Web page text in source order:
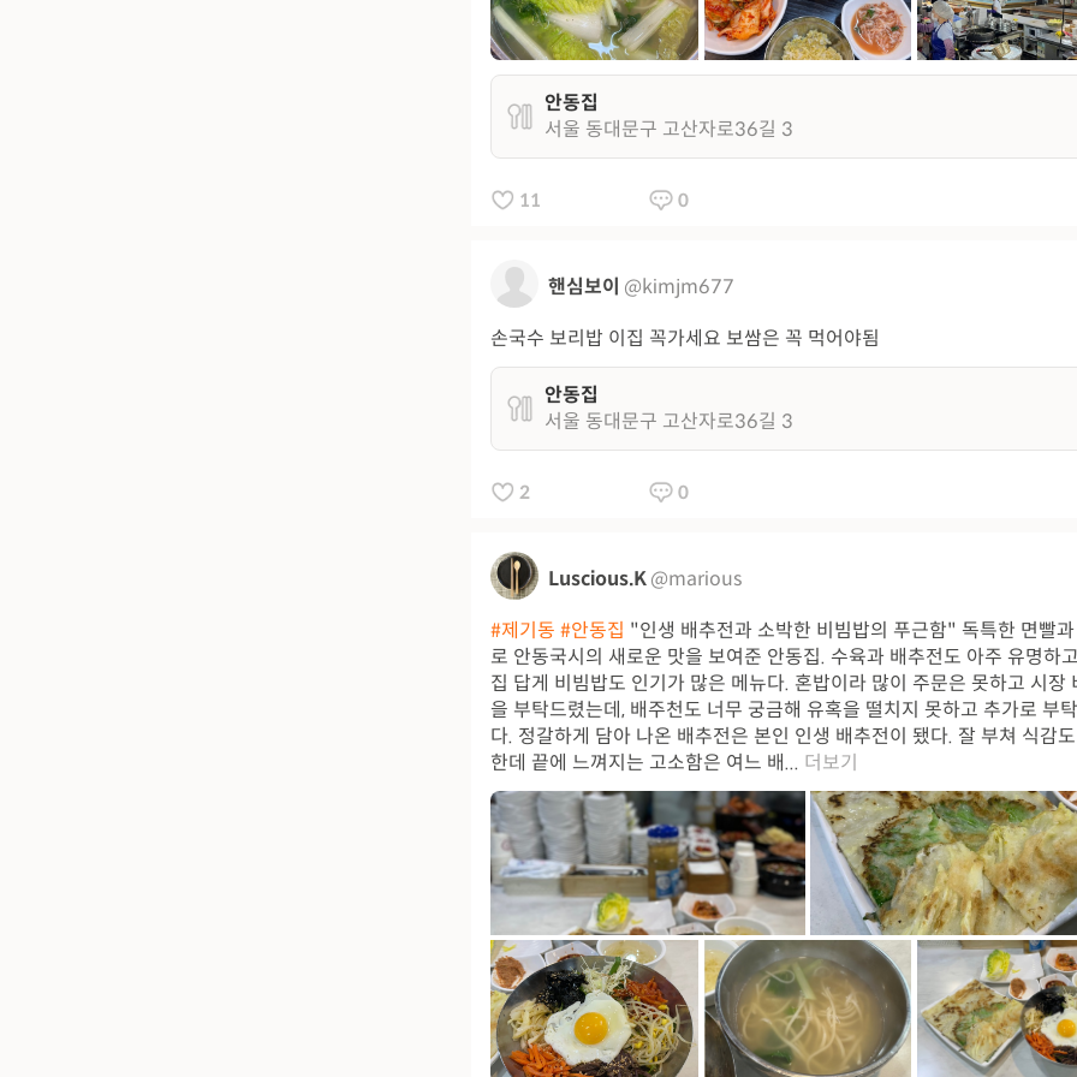
안동집
서울 동대문구 고산자로36길 3
11 0
핸심보이 @kimjm677
손국수 보리밥 이집 꼭가세요 보쌈은 꼭 먹어야됨
안동집
서울 동대문구 고산자로36길 3
2 0
Luscious.K@marious
#제기동 #안동집 "인생 배추전과 소박한 비빔밥의 푸근함" 독특한 면빨
로 안동국시의 새로운 맛을 보여준 안동집. 수육과 배추전도 아주 유명하
집 답게 비빔밥도 인기가 많은 메뉴다. 혼밥이라 많이 주문은 못하고 시장
을 부탁드렸는데, 배주천도 너무 궁금해 유혹을 떨치지 못하고 추가로 부
다. 정갈하게 담아 나온 배추전은 본인 인생 배추전이 됐다. 잘 부쳐 식감
한데 끝에 느껴지는 고소함은 여느 배... 더보기